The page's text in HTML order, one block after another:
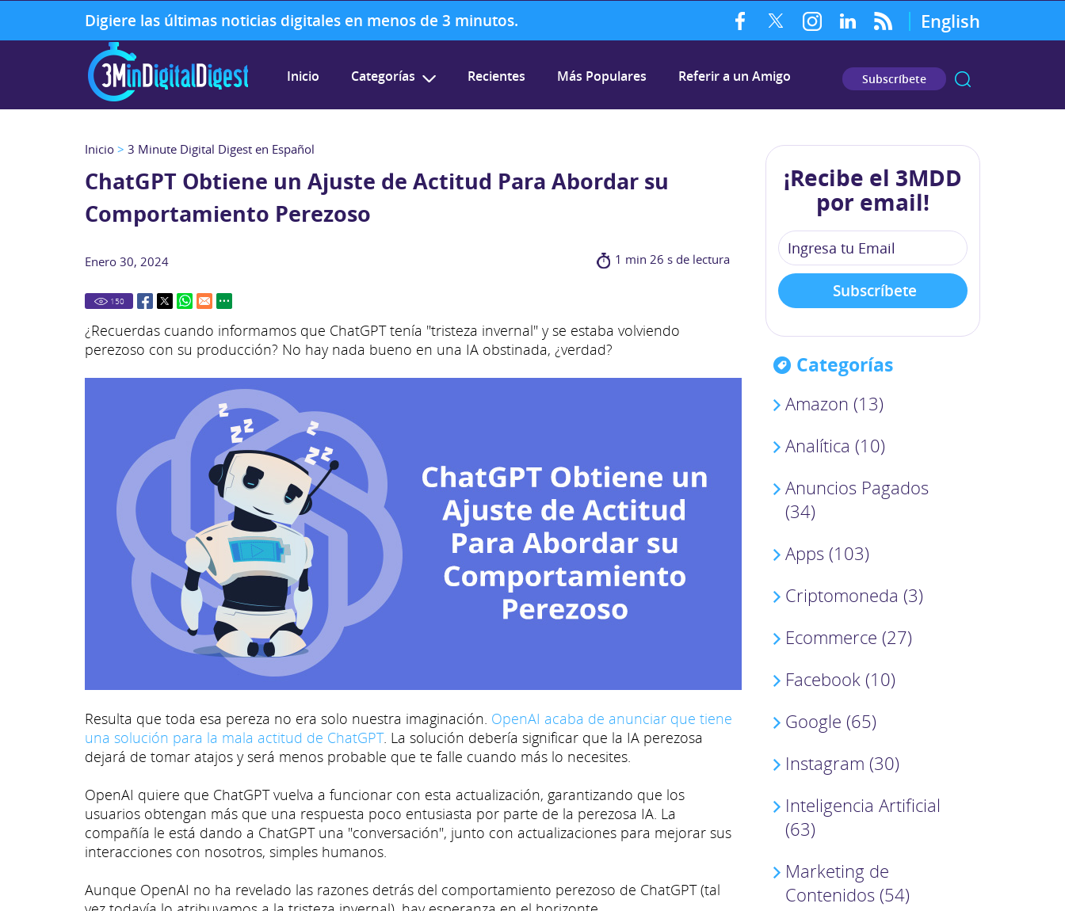
Digiere las últimas noticias digitales en menos de 3 minutos. English
Inicio Categorías Recientes Más Populares Referir a un Amigo Subscríbete
Inicio > 3 Minute Digital Digest en Español
ChatGPT Obtiene un Ajuste de Actitud Para Abordar su
Comportamiento Perezoso
Enero 30, 2024 1 min 26 s de lectura
150
¿Recuerdas cuando informamos que ChatGPT tenía "tristeza invernal" y se estaba volviendo
perezoso con su producción? No hay nada bueno en una IA obstinada, ¿verdad?
Resulta que toda esa pereza no era solo nuestra imaginación. OpenAI acaba de anunciar que tiene
una solución para la mala actitud de ChatGPT. La solución debería significar que la IA perezosa
dejará de tomar atajos y será menos probable que te falle cuando más lo necesites.
OpenAI quiere que ChatGPT vuelva a funcionar con esta actualización, garantizando que los
usuarios obtengan más que una respuesta poco entusiasta por parte de la perezosa IA. La
compañía le está dando a ChatGPT una "conversación", junto con actualizaciones para mejorar sus
interacciones con nosotros, simples humanos.
Aunque OpenAI no ha revelado las razones detrás del comportamiento perezoso de ChatGPT (tal
¡Recibe el 3MDD
por email!
Categorías
Amazon (13)
Analítica (10)
Anuncios Pagados
(34)
Apps (103)
Criptomoneda (3)
Ecommerce (27)
Facebook (10)
Google (65)
Instagram (30)
Inteligencia Artificial
(63)
Marketing de
Contenidos (54)